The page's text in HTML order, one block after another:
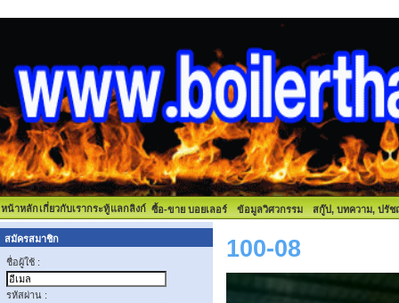
หน้าหลักเกี่ยวกับเรากระทู้แลกลิงก์ ซื้อ-ขาย บอยเลอร์ ข้อมูลวิศวกรรม สกู๊ป, บทความ, ปรัช
สมัครสมาชิก
ชื่อผู้ใช้ :
รหัสผ่าน :
100-08